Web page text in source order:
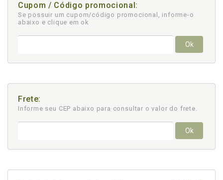
Cupom / Código promocional:
Se possuir um cupom/código promocional, informe-o
abaixo e clique em ok
Ok
Frete:
Informe seu CEP abaixo para consultar o valor do frete.
Ok